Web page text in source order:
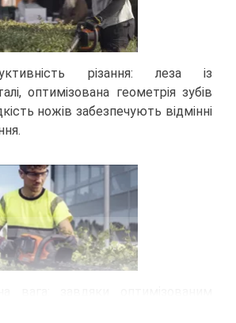
різання: леза із
оптимізована геометрія зубів
ножів забезпечують відмінні